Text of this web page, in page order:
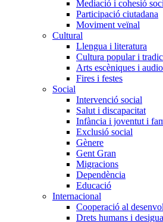
Mediació i cohesió
Participació ciutadana
Moviment veïnal
Cultural
Llengua i literatura
Cultura popular i
Arts escèniques i
Fires i festes
Social
Intervenció social
Salut i discapacitat
Infància i joventut i
Exclusió social
Gènere
Gent Gran
Migracions
Dependència
Educació
Internacional
Cooperació al
Drets humans i